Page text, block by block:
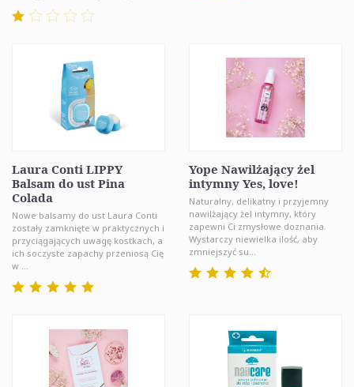
Laura Conti LIPPY
Balsam do ust Pina
Colada
Nowe balsamy do ust Laura Conti
zostały zamknięte w praktycznych i
przyciągających uwagę kostkach, a
ich soczyste zapachy przeniosą Cię
w ...
Yope Nawilżający żel
intymny Yes, love!
Naturalny, delikatny i przyjemny
nawilżający żel intymny, który
zapewni Ci zmysłowe doznania.
Wystarczy niewielka ilość, aby
zmniejszyć su...